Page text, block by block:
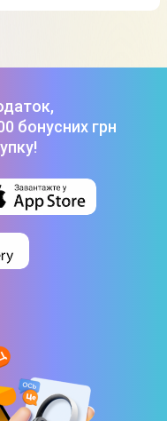
Tufton (Black and Brass)
бонусних грн